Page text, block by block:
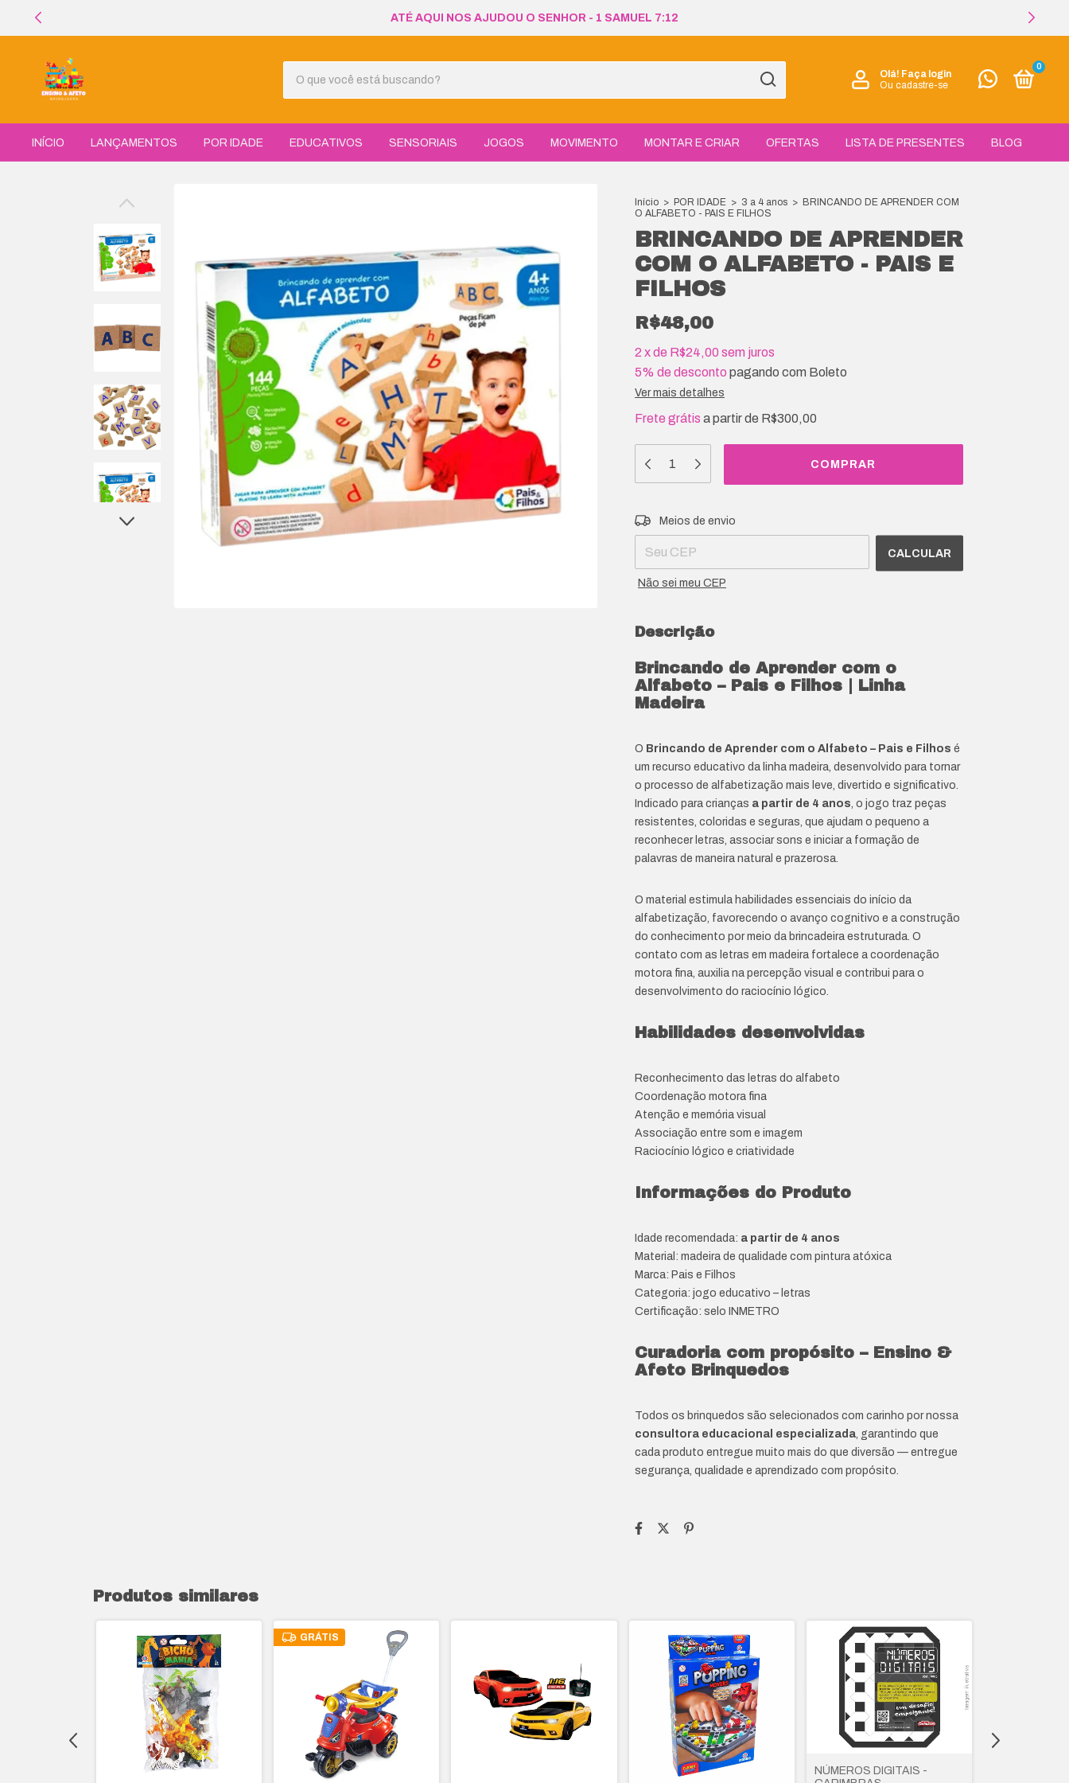
ATÉ AQUI NOS AJUDOU O SENHOR - 1 SAMUEL 7:12
Olá! Faça login
Ou cadastre-se
0
INÍCIO LANÇAMENTOS POR IDADE EDUCATIVOS SENSORIAIS JOGOS MOVIMENTO MONTAR E CRIAR OFERTAS LISTA DE PRESENTES BLOG
Início > POR IDADE > 3 a 4 anos > BRINCANDO DE APRENDER COM
O ALFABETO - PAIS E FILHOS
BRINCANDO DE APRENDER
COM O ALFABETO - PAIS E
FILHOS
R$48,00
2 xde R$24,00 sem juros
5% de desconto pagando com Boleto
Ver mais detalhes
Frete grátis a partir de R$300,00
Entregas para o CEP:
Meios de envio
CALCULAR
Não sei meu CEP
Descrição
Brincando de Aprender com o
Alfabeto – Pais e Filhos | Linha
Madeira
O Brincando de Aprender com o Alfabeto – Pais e Filhos é
um recurso educativo da linha madeira, desenvolvido para tornar
o processo de alfabetização mais leve, divertido e significativo.
Indicado para crianças a partir de 4 anos, o jogo traz peças
resistentes, coloridas e seguras, que ajudam o pequeno a
reconhecer letras, associar sons e iniciar a formação de
palavras de maneira natural e prazerosa.
O material estimula habilidades essenciais do início da
alfabetização, favorecendo o avanço cognitivo e a construção
do conhecimento por meio da brincadeira estruturada. O
contato com as letras em madeira fortalece a coordenação
motora fina, auxilia na percepção visual e contribui para o
desenvolvimento do raciocínio lógico.
Habilidades desenvolvidas
Reconhecimento das letras do alfabeto
Coordenação motora fina
Atenção e memória visual
Associação entre som e imagem
Raciocínio lógico e criatividade
Informações do Produto
Idade recomendada: a partir de 4 anos
Material: madeira de qualidade com pintura atóxica
Marca: Pais e Filhos
Categoria: jogo educativo – letras
Certificação: selo INMETRO
Curadoria com propósito – Ensino &
Afeto Brinquedos
Todos os brinquedos são selecionados com carinho por nossa
consultora educacional especializada, garantindo que
cada produto entregue muito mais do que diversão — entregue
segurança, qualidade e aprendizado com propósito.
Produtos similares
GRÁTIS
NÚMEROS DIGITAIS -